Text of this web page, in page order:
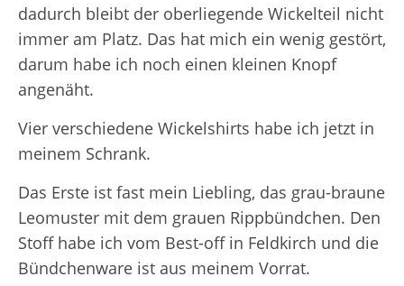
dadurch bleibt der oberliegende Wickelteil nicht
immer am Platz. Das hat mich ein wenig gestört,
darum habe ich noch einen kleinen Knopf
angenäht.
Vier verschiedene Wickelshirts habe ich jetzt in
meinem Schrank.
Das Erste ist fast mein Liebling, das grau-braune
Leomuster mit dem grauen Rippbündchen. Den
Stoff habe ich vom Best-off in Feldkirch und die
Bündchenware ist aus meinem Vorrat.